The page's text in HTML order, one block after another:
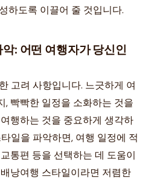
하도록 이끌어 줄 것입니다.
악: 어떤 여행자가 당신인
고려 사항입니다. 느긋하게 여
, 빡빡한 일정을 소화하는 것을
행하는 것을 중요하게 생각하
일을 파악하면, 여행 일정에 적
통편 등을 선택하는 데 도움이
낭여행 스타일이라면 저렴한